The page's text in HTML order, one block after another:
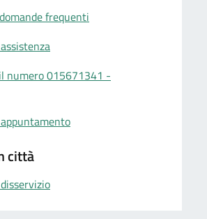
frequenti
numero 015671341 -
città